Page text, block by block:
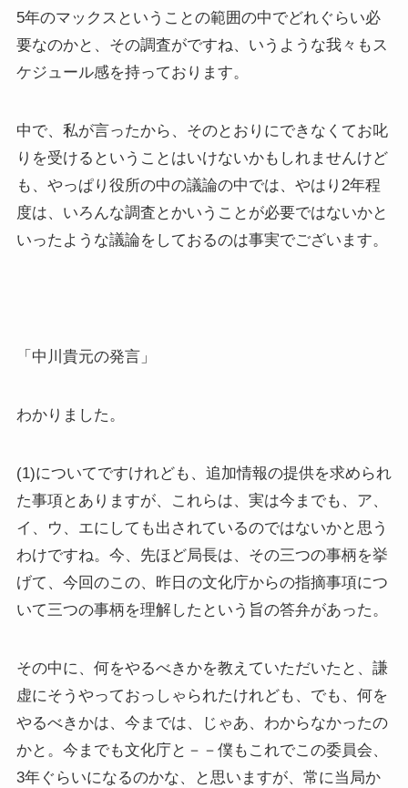
5年のマックスということの範囲の中でどれぐらい必
要なのかと、その調査がですね、いうような我々もス
ケジュール感を持っております。
中で、私が言ったから、そのとおりにできなくてお叱
りを受けるということはいけないかもしれませんけど
も、やっぱり役所の中の議論の中では、やはり2年程
度は、いろんな調査とかいうことが必要ではないかと
いったような議論をしておるのは事実でございます。
「中川貴元の発言」
わかりました。
(1)についてですけれども、追加情報の提供を求められ
た事項とありますが、これらは、実は今までも、ア、
イ、ウ、エにしても出されているのではないかと思う
わけですね。今、先ほど局長は、その三つの事柄を挙
げて、今回のこの、昨日の文化庁からの指摘事項につ
いて三つの事柄を理解したという旨の答弁があった。
その中に、何をやるべきかを教えていただいたと、謙
虚にそうやっておっしゃられたけれども、でも、何を
やるべきかは、今までは、じゃあ、わからなかったの
かと。今までも文化庁と－－僕もこれでこの委員会、
3年ぐらいになるのかな、と思いますが、常に当局か